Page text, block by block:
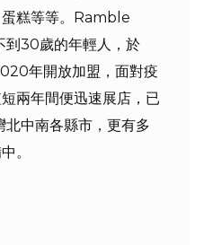
糕等等。Ramble
30歲的年輕人，於
年開放加盟，面對疫
兩年間便迅速展店，已
中南各縣市，更有多
。